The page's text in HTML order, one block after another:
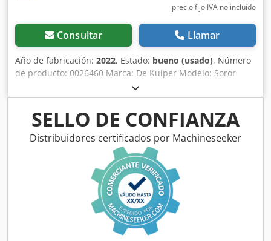
precio fijo IVA no incluído
Consultar Llamar
Año de fabricación: 2022, Estado: bueno (usado), Número
de producto: 0026460 Marca: De Kuiper Modelo: Soror
Crodpfxozbmptj Anuof Categoría del producto: Freidoras
Longitud: 2700 mm Anchura: 920 mm Altura: 1800 mm
Tensión de conexión (V): 400 Potencia (W): 47150 Año de
fabricación: 2022 Equipado con sistema de filtrado de
grasa. Incluye 3 cubas (1x ORE440 y 2x ORE540) y bandeja
SELLO DE CONFIANZA
Distribuidores certificados por Machineseeker